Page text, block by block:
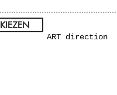
ART direction
KIEZEN